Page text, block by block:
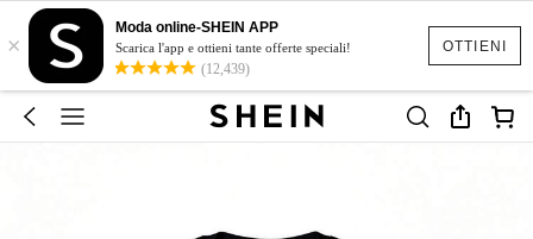
OTTIENI
×
Moda online-SHEIN APP
Scarica l'app e ottieni tante offerte speciali!
(12,439)